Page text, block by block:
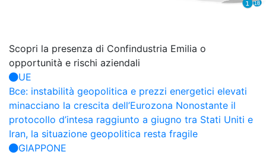
Scopri la presenza di Confindustria Emilia o
opportunità e rischi aziendali
UE
Bce: instabilità geopolitica e prezzi energetici elevati
minacciano la crescita dell’Eurozona Nonostante il
protocollo d’intesa raggiunto a giugno tra Stati Uniti e
Iran, la situazione geopolitica resta fragile
GIAPPONE